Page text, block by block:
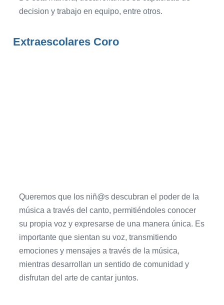
decision y trabajo en equipo, entre otros.
Extraescolares Coro
Queremos que los niñ@s descubran el poder de la
música a través del canto, permitiéndoles conocer
su propia voz y expresarse de una manera única. Es
importante que sientan su voz, transmitiendo
emociones y mensajes a través de la música,
mientras desarrollan un sentido de comunidad y
disfrutan del arte de cantar juntos.